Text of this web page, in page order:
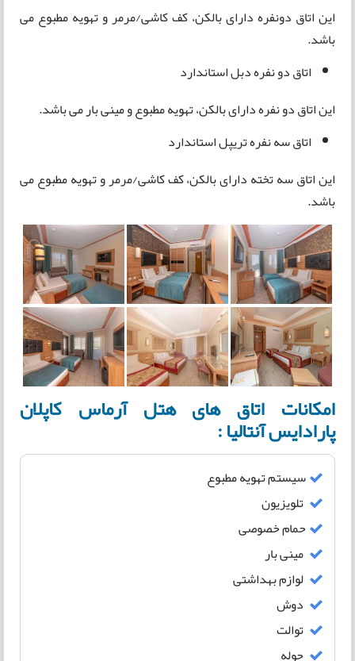
این اتاق دونفره دارای بالکن، کف کاشی/مرمر و تهویه مطبوع می
باشد.
اتاق دو نفره دبل استاندارد
این اتاق دو نفره دارای بالکن، تهویه مطبوع و مینی بار می باشد.
اتاق سه نفره تریپل استاندارد
این اتاق سه تخته دارای بالکن، کف کاشی/مرمر و تهویه مطبوع می
باشد.
امکانات اتاق های هتل آرماس کاپلان
پارادایس آنتالیا :
سیستم تهویه مطبوع
تلویزیون
حمام خصوصی
مینی بار
لوازم بهداشتی
دوش
توالت
حوله